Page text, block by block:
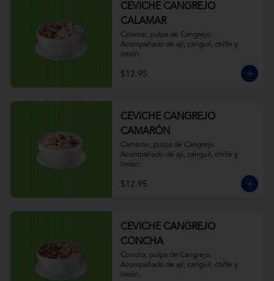
CEVICHE CANGREJO
CALAMAR
Calamar, pulpa de Cangrejo.
Acompañado de ají, canguil, chifle y
limón.
$12.95
CEVICHE CANGREJO
CAMARÓN
Camarón, pulpa de Cangrejo.
Acompañado de ají, canguil, chifle y
limón.
$12.95
CEVICHE CANGREJO
CONCHA
Concha, pulpa de Cangrejo.
Acompañado de ají, canguil, chifle y
limón.